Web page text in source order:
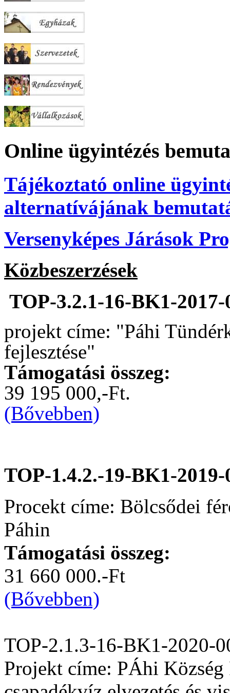
Online ügyintézés
Tájékoztató online
alternatívájának
Versenyképes Járások
Közbeszerzések
TOP-3.2.1-16-BK1-2017-
projekt címe: "Páhi
fejlesztése"
Támogatási összeg:
39 195 000,-Ft.
(Bővebben)
TOP-1.4.2.-19-BK1-2019-
Procekt címe: Bölcsődei
Páhin
Támogatási összeg:
31 660 000.-Ft
(Bővebben)
TOP-2.1.3-16-BK1-2020-
Projekt címe: PÁhi